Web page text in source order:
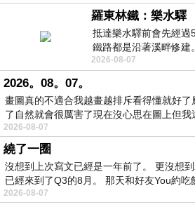
羅東林鐵：樂水驛
抵達樂水驛前會先經過
鐵路都是沿著溪畔修建
但因與臺鐵集集線車站
2026-08-07
2026。08。07。
畫圖真的不適合我越畫越排斥看得懂就好了
了自然就會很厲害了現在沒心思在圖上但
2026-08-07
繞了一圈
沒想到上次寫文已經是一年前了。 更沒想
已經來到了Q3的8月。 那天和好友You約
2026-08-07